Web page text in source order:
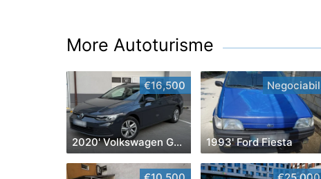
More Autoturisme
€16,500
2020' Volkswagen Golf
Negociabil
1993' Ford Fiesta